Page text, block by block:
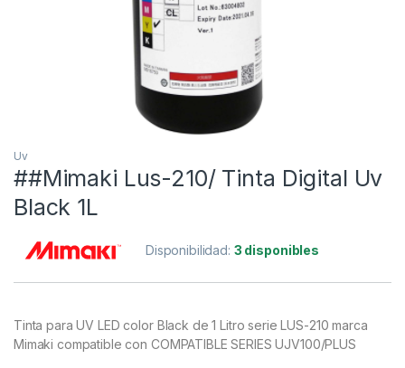
Uv
##Mimaki Lus-210/ Tinta Digital Uv
Black 1L
Disponibilidad: 3 disponibles
Tinta para UV LED color Black de 1 Litro serie LUS-210 marca
Mimaki compatible con COMPATIBLE SERIES UJV100/PLUS